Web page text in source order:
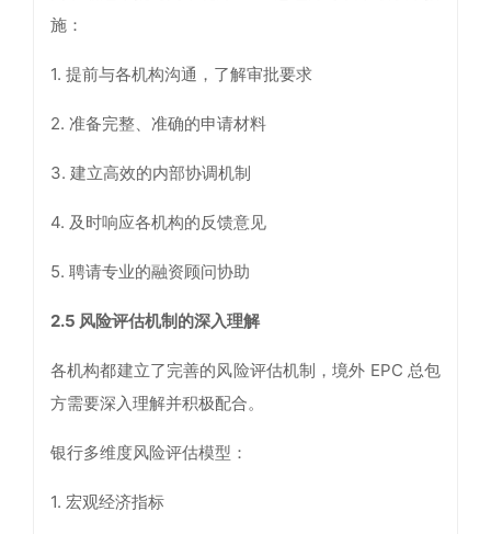
施：
1. 提前与各机构沟通，了解审批要求
2. 准备完整、准确的申请材料
3. 建立高效的内部协调机制
4. 及时响应各机构的反馈意见
5. 聘请专业的融资顾问协助
2.5 风险评估机制的深入理解
各机构都建立了完善的风险评估机制，境外 EPC 总包
方需要深入理解并积极配合。
银行多维度风险评估模型：
1. 宏观经济指标